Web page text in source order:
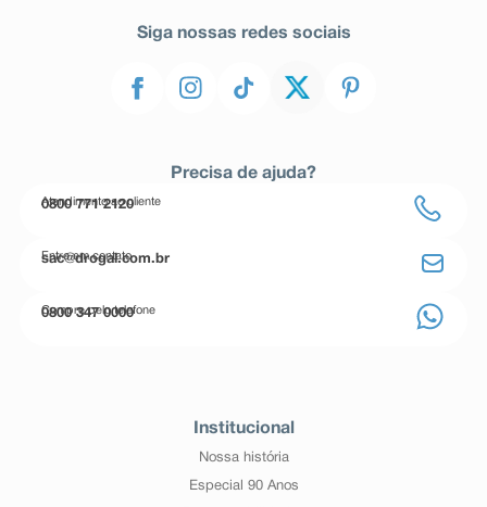
Siga nossas redes sociais
Precisa de ajuda?
Atendimento ao cliente
0800 771 2120
Entre em contato
sac@drogal.com.br
Compre pelo telefone
0800 347 0000
Institucional
Nossa história
Especial 90 Anos